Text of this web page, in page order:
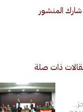
شارك المنشور
ذات صلة